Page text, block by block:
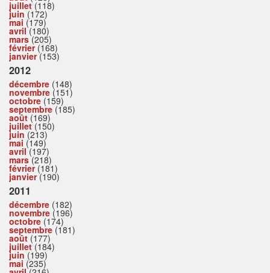
juillet(118)
juin (172)
mai (179)
avril(180)
mars(205)
février(168)
janvier(153)
2012
décembre (148)
novembre (151)
octobre (159)
septembre (185)
août (169)
juillet(150)
juin (213)
mai (149)
avril(197)
mars(218)
février(181)
janvier(190)
2011
décembre (182)
novembre (196)
octobre (174)
septembre (181)
août (177)
juillet(184)
juin (199)
mai (235)